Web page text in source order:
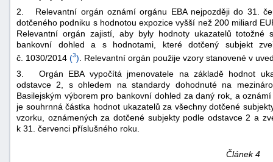
2. Relevantní orgán oznámí orgánu EBA nejpozději do 31.
dotčeného podniku s hodnotou expozice vyšší než 200 miliard
Relevantní orgán zajistí, aby byly hodnoty ukazatelů totožné
bankovní dohled a s hodnotami, které dotčený subjekt
č. 1030/2014 (3) . Relevantní orgán použije vzory stanovené v
3. Orgán EBA vypočítá jmenovatele na základě hodnot
odstavce 2, s ohledem na standardy dohodnuté na
Basilejským výborem pro bankovní dohled za daný rok, a
je souhrnná částka hodnot ukazatelů za všechny dotčené
vzorku, oznámených za dotčené subjekty podle odstavce 2 a
k 31. červenci příslušného roku.
Článek 4